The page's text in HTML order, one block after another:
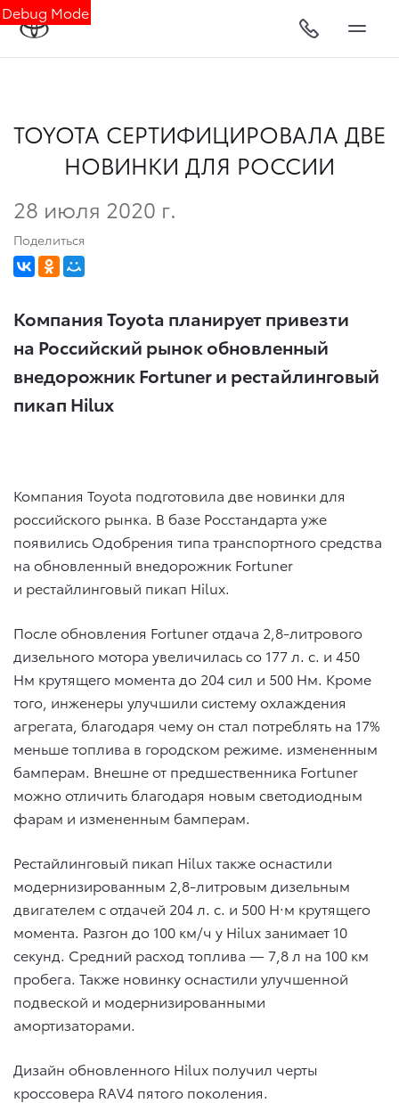
Debug Mode
TOYOTA СЕРТИФИЦИРОВАЛА ДВЕ
НОВИНКИ ДЛЯ РОССИИ
28 июля 2020 г.
Поделиться
Компания Toyota планирует привезти
на Российский рынок обновленный
внедорожник Fortuner и рестайлинговый
пикап Hilux
Компания Toyota подготовила две новинки для
российского рынка. В базе Росстандарта уже
появились Одобрения типа транспортного средства
на обновленный внедорожник Fortuner
и рестайлинговый пикап Hilux.
После обновления Fortuner отдача 2,8-литрового
дизельного мотора увеличилась со 177 л. с. и 450
Нм крутящего момента до 204 сил и 500 Нм. Кроме
того, инженеры улучшили систему охлаждения
агрегата, благодаря чему он стал потреблять на 17%
меньше топлива в городском режиме. измененным
бамперам. Внешне от предшественника Fortuner
можно отличить благодаря новым светодиодным
фарам и измененным бамперам.
Рестайлинговый пикап Hilux также оснастили
модернизированным 2,8-литровым дизельным
двигателем с отдачей 204 л. с. и 500 Н·м крутящего
момента. Разгон до 100 км/ч у Hilux занимает 10
секунд. Средний расход топлива — 7,8 л на 100 км
пробега. Также новинку оснастили улучшенной
подвеской и модернизированными
амортизаторами.
Дизайн обновленного Hilux получил черты
кроссовера RAV4 пятого поколения.